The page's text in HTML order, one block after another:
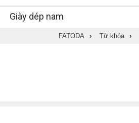
Giày dép nam
FATODA › Từ khóa ›